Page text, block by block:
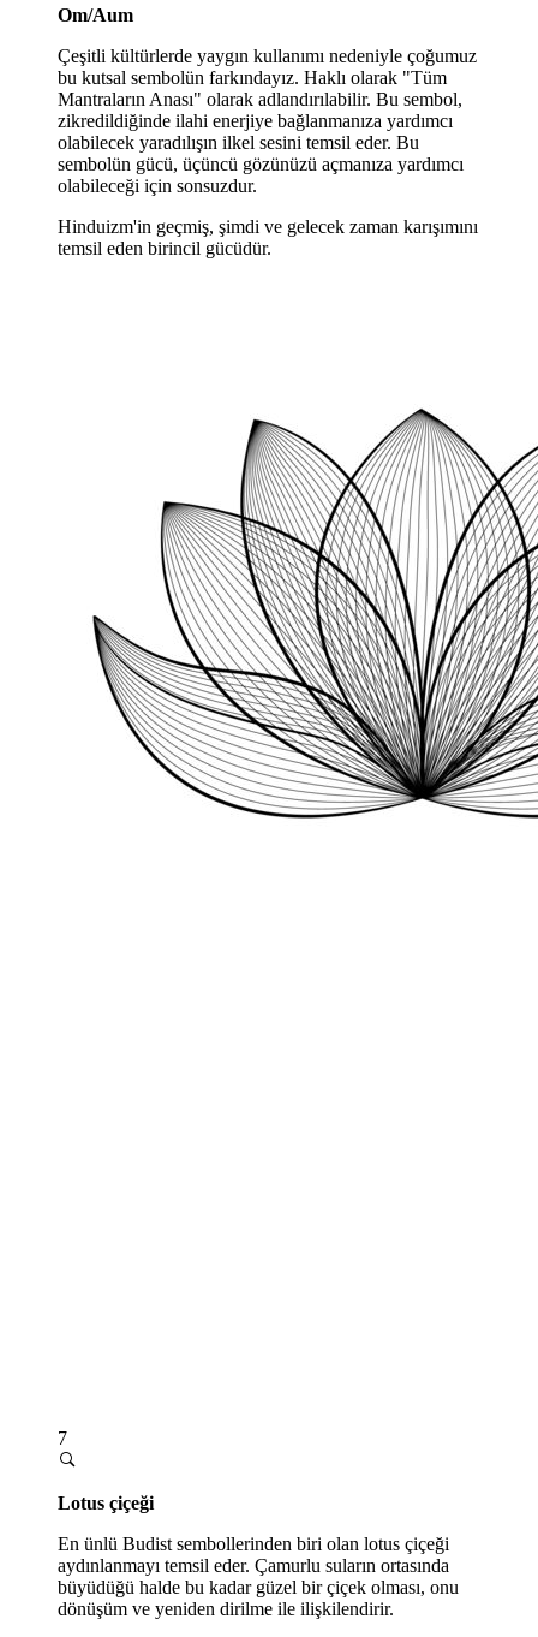
Om/Aum
Çeşitli kültürlerde yaygın kullanımı nedeniyle çoğumuz
bu kutsal sembolün farkındayız. Haklı olarak "Tüm
Mantraların Anası" olarak adlandırılabilir. Bu sembol,
zikredildiğinde ilahi enerjiye bağlanmanıza yardımcı
olabilecek yaradılışın ilkel sesini temsil eder. Bu
sembolün gücü, üçüncü gözünüzü açmanıza yardımcı
olabileceği için sonsuzdur.
Hinduizm'in geçmiş, şimdi ve gelecek zaman karışımını
temsil eden birincil gücüdür.
7
Lotus çiçeği
En ünlü Budist sembollerinden biri olan lotus çiçeği
aydınlanmayı temsil eder. Çamurlu suların ortasında
büyüdüğü halde bu kadar güzel bir çiçek olması, onu
dönüşüm ve yeniden dirilme ile ilişkilendirir.